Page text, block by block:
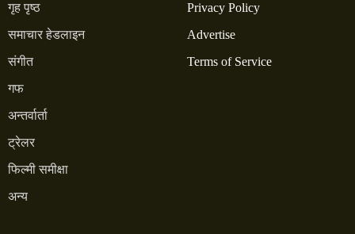
गृह पृष्ठ
समाचार हेडलाइन
संगीत
गफ
अन्तर्वार्ता
ट्रेलर
फिल्मी समीक्षा
अन्य
Privacy Policy
Advertise
Terms of Service